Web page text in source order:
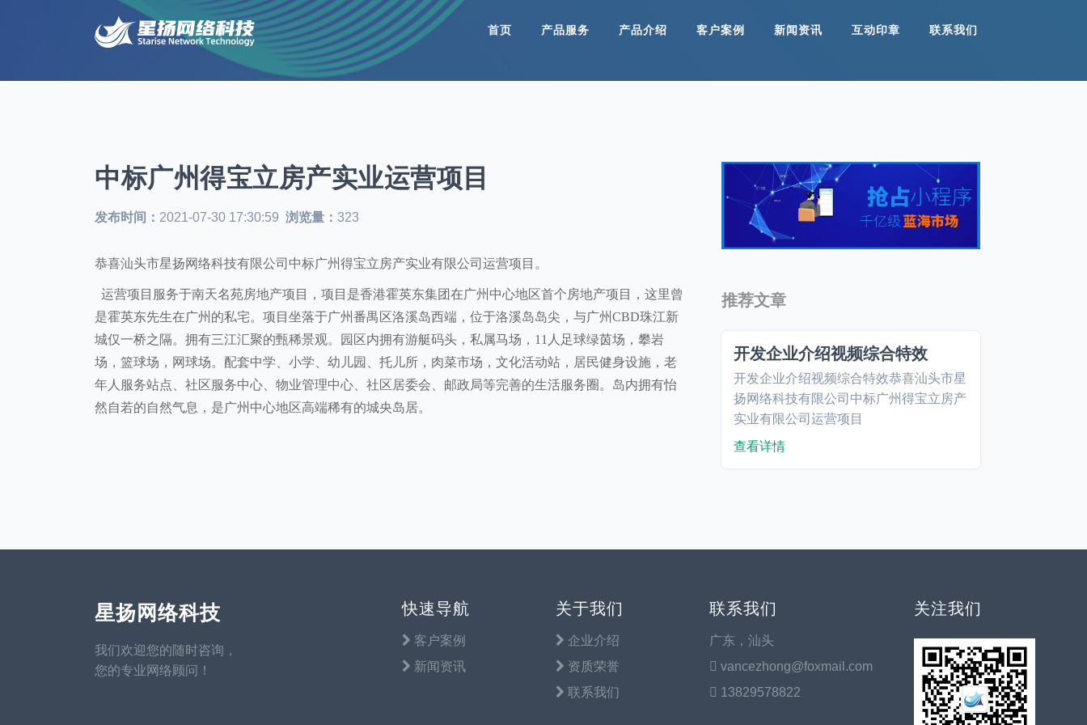
首页 产品服务 产品介绍 客户案例 新闻资讯 互动印章 联系我们
中标广州得宝立房产实业运营项目
发布时间： 2021-07-30 17:30:59 浏览量： 323
恭喜汕头市星扬网络科技有限公司中标广州得宝立房产实业有限公司运营项目。
运营项目服务于南天名苑房地产项目，项目是香港霍英东集团在广州中心地区首个房地产项目， 这里曾
是霍英东先生在广州的私宅。 项目坐落于广州番禺区洛溪岛西端 ，位于洛溪岛岛尖 ， 与广州CBD珠江新
城仅一桥之隔。 拥有三江汇聚的甄稀景观。园区内拥有游艇码头， 私属马场， 11人足球绿茵场，攀岩
场，篮球场，网球场。配套中学、小学、幼儿园、托儿所，肉菜市场，文化活动站，居民健身设施， 老
年人服务站点、社区服务中心 、物业管理中心 、社区居委会、邮政局等完善的生活服务圈。岛内拥有怡
然自若的自然气息，是广州中心地区高端稀有的城央岛居。
推荐文章
开发企业介绍视频综合特效
开发企业介绍视频综合特效恭喜汕头市星
扬网络科技有限公司中标广州得宝立房产
实业有限公司运营项目
查看详情
星扬网络科技
我们欢迎您的随时咨询，
您的专业网络顾问！
快速导航
客户案例
新闻资讯
关于我们
企业介绍
资质荣誉
联系我们
联系我们
广东，汕头
vancezhong@foxmail.com
13829578822
关注我们